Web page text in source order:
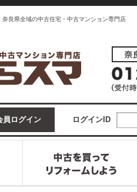
良県全域の中古住宅・中古マンション専門店
員ログイン ログインID